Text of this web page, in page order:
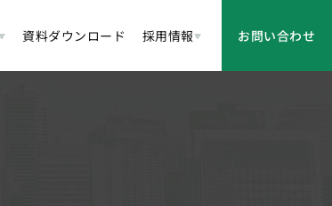
資料ダウンロード 採用情報 お問い合わせ